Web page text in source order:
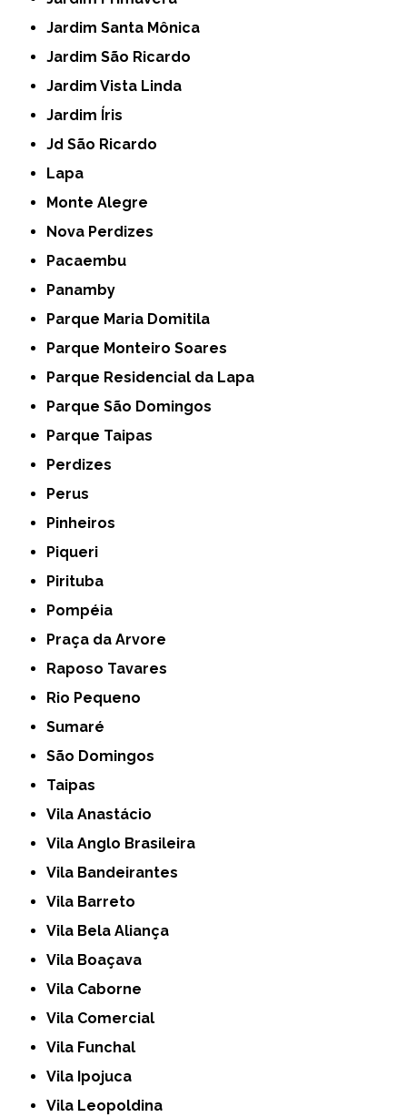
Jardim Santa Mônica
Jardim São Ricardo
Jardim Vista Linda
Jardim Íris
Jd São Ricardo
Lapa
Monte Alegre
Nova Perdizes
Pacaembu
Panamby
Parque Maria Domitila
Parque Monteiro Soares
Parque Residencial da Lapa
Parque São Domingos
Parque Taipas
Perdizes
Perus
Pinheiros
Piqueri
Pirituba
Pompéia
Praça da Arvore
Raposo Tavares
Rio Pequeno
Sumaré
São Domingos
Taipas
Vila Anastácio
Vila Anglo Brasileira
Vila Bandeirantes
Vila Barreto
Vila Bela Aliança
Vila Boaçava
Vila Caborne
Vila Comercial
Vila Funchal
Vila Ipojuca
Vila Leopoldina